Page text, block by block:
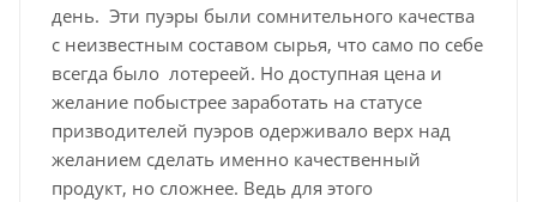
день. Эти пуэры были сомнительного качества
с неизвестным составом сырья, что само по себе
всегда было лотереей. Но доступная цена и
желание побыстрее заработать на статусе
призводителей пуэров одерживало верх над
желанием сделать именно качественный
продукт, но сложнее. Ведь для этого